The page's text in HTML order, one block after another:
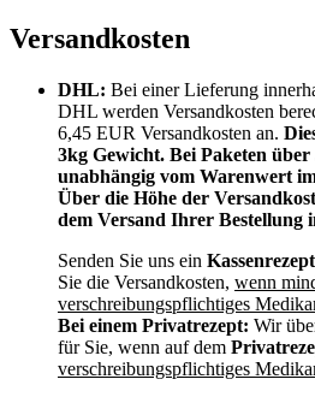
Versandkosten
DHL: Bei einer Lieferung
DHL werden Versandkosten
6,45 EUR Versandkosten an.
3kg Gewicht. Bei Paketen
unabhängig vom Warenwert
Über die Höhe der
dem Versand Ihrer Bestellung
Senden Sie uns ein Kassenrezept
Sie die Versandkosten, wenn
verschreibungspflichtiges
Bei einem Privatrezept: Wir
für Sie, wenn auf dem
verschreibungspflichtiges